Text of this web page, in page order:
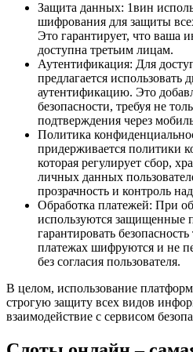
Защита данных: 1вин
шифрования для защиты
Это гарантирует, что ваша
доступна третьим лицам.
Аутентификация: Для
предлагается использовать
аутентификацию. Это
безопасности, требуя не
подтверждения через
Политика
придерживается политики
которая регулирует сбор,
личных данных
прозрачность и контроль
Обработка платежей: При
используются защищенные
гарантировать
платежах шифруются и не
без согласия пользователя.
В целом, использование
строгую защиту всех видов
взаимодействие с сервисом